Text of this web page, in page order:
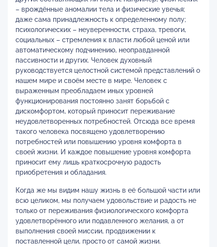
– врождённые аномалии тела и физические увечья;
даже сама принадлежность к определенному полу;
психологических – неуверенности, страха, тревоги,
социальных – стремления к власти любой ценой или
автоматическому подчинению, неоправданной
пассивности и других. Человек духовный
руководствуется целостной системой представлений о
нашем мире и своём месте в мире. Человек с
выраженным преобладаем иных уровней
функционирования постоянно занят борьбой с
дискомфортом, который приносит переживание
неудовлетворенных потребностей. Отсюда все время
такого человека посвящено удовлетворению
потребностей или повышению уровня комфорта в
своей жизни. И каждое повышение уровня комфорта
приносит ему лишь краткосрочную радость
приобретения и обладания.
Когда же мы видим нашу жизнь в её большой части или
всю целиком, мы получаем удовольствие и радость не
только от переживания физиологического комфорта
удовлетворённого или подавленного желания, а от
выполнения своей миссии, продвижении к
поставленной цели, просто от самой жизни.